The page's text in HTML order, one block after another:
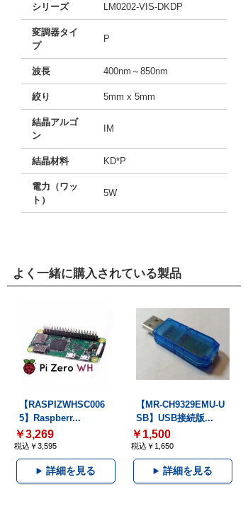
シリーズ LM0202-VIS-DKDP
変調器タイ
プ
P
波長 400nm～850nm
絞り 5mm x 5mm
結晶アルゴ
ン
IM
結晶材料 KD*P
電力（ワッ
ト）
5W
よく一緒に購入されている製品
【RASPIZWHSC006
5】Raspberr...
￥3,269
税込￥3,595
詳細を見る
【MR-CH9329EMU-U
SB】USB接続版...
￥1,500
税込￥1,650
詳細を見る